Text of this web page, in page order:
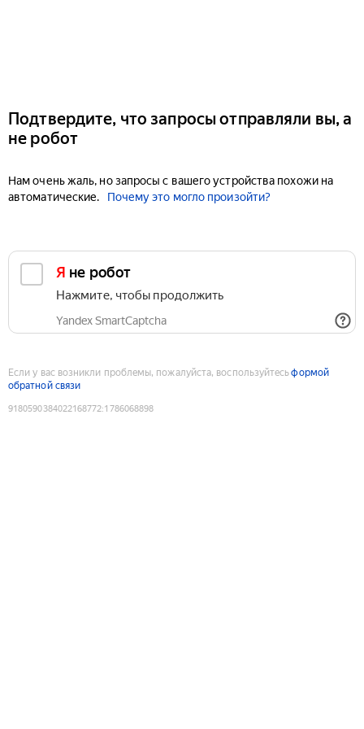
Подтвердите, что запросы отправляли вы, а
не робот
Нам очень жаль, но запросы с вашего устройства похожи на
автоматические.
Почему это могло произойти?
Я не робот
Нажмите, чтобы продолжить
Yandex SmartCaptcha
Если у вас возникли проблемы, пожалуйста, воспользуйтесьформой
обратной связи
9180590384022168772:1786068898